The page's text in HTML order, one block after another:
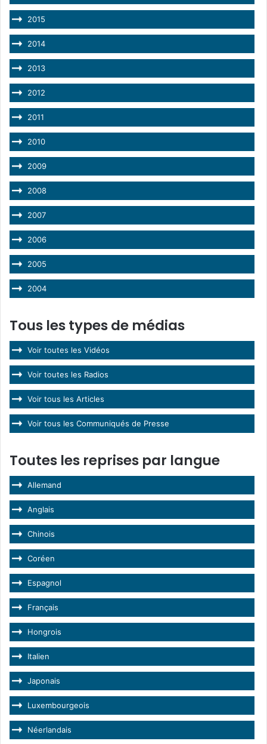
2015
2014
2013
2012
2011
2010
2009
2008
2007
2006
2005
2004
Tous les types de médias
Voir toutes les Vidéos
Voir toutes les Radios
Voir tous les Articles
Voir tous les Communiqués de Presse
Toutes les reprises par langue
Allemand
Anglais
Chinois
Coréen
Espagnol
Français
Hongrois
Italien
Japonais
Luxembourgeois
Néerlandais